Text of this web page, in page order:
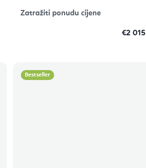
Zatražiti ponudu cijene
€2 015
Bestseller